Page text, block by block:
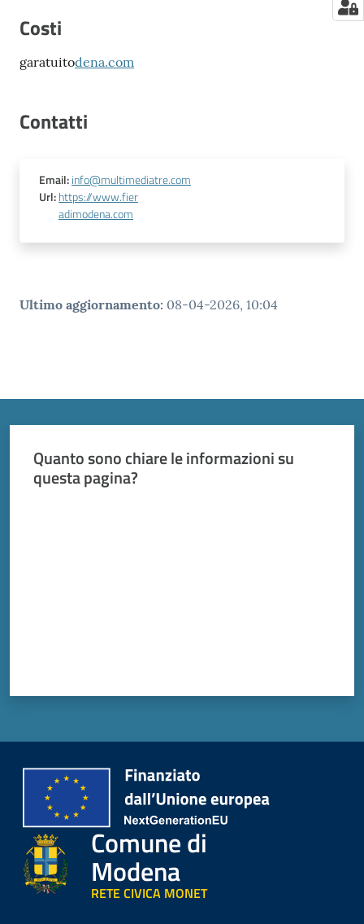
Costi
garatuitodena.com
Contatti
Email:info@multimediatre.com
Url:https://www.fier
adimodena.com
Ultimo aggiornamento: 08-04-2026, 10:04
Quanto sono chiare le informazioni su
questa pagina?
Comune di
Modena
RETE CIVICA MONET